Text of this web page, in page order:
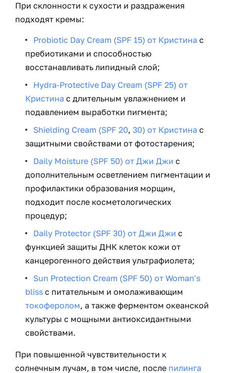
При склонности к сухости и раздражения
подходят кремы:
Probiotic Day Cream (SPF 15) от Кристина с
пребиотиками и способностью
восстанавливать липидный слой;
Hydra-Protective Day Cream (SPF 25) от
Кристина с длительным увлажнением и
подавлением выработки пигмента;
Shielding Cream (SPF 20, 30) от Кристина с
защитными свойствами от фотостарения;
Daily Moisture (SPF 50) от Джи Джи с
дополнительным осветлением пигментации и
профилактики образования морщин,
подходит после косметологических
процедур;
Daily Protector (SPF 30) от Джи Джи с
функцией защиты ДНК клеток кожи от
канцерогенного действия ультрафиолета;
Sun Protection Cream (SPF 50) от Woman's
bliss с питательным и омолаживающим
токоферолом, а также ферментом океанской
культуры с мощными антиоксидантными
свойствами.
При повышенной чувствительности к
солнечным лучам, в том числе, после пилинга